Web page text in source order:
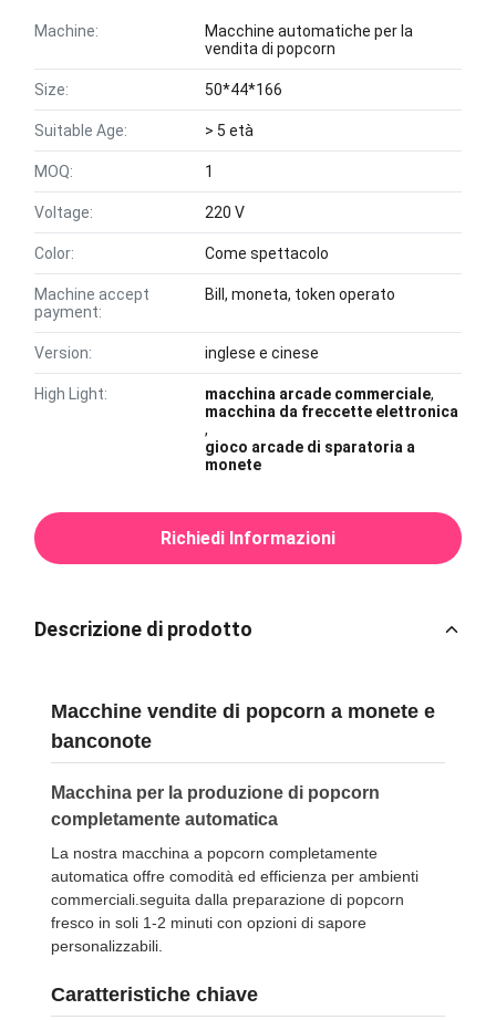
Machine:
Macchine automatiche per la
vendita di popcorn
Size: 50*44*166
Suitable Age: > 5 età
MOQ: 1
Voltage: 220 V
Color: Come spettacolo
Machine accept
payment:
Bill, moneta, token operato
Version: inglese e cinese
High Light: macchina arcade commerciale,
macchina da freccette elettronica
,
gioco arcade di sparatoria a
monete
Richiedi Informazioni
Descrizione di prodotto
Macchine vendite di popcorn a monete e
banconote
Macchina per la produzione di popcorn
completamente automatica
La nostra macchina a popcorn completamente
automatica offre comodità ed efficienza per ambienti
commerciali.seguita dalla preparazione di popcorn
fresco in soli 1-2 minuti con opzioni di sapore
personalizzabili.
Caratteristiche chiave